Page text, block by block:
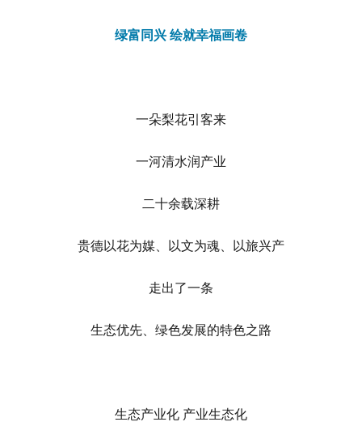
绿富同兴 绘就幸福画卷
一朵梨花引客来
一河清水润产业
二十余载深耕
贵德以花为媒、以文为魂、以旅兴产
走出了一条
生态优先、绿色发展的特色之路
生态产业化 产业生态化